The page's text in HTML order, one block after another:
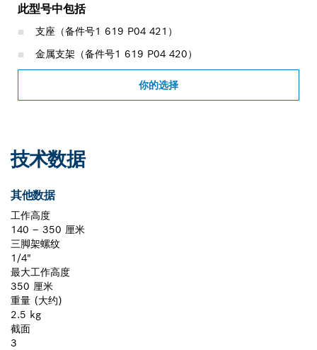
此型号中包括
支座（备件号1 619 P04 421）
金属支架（备件号1 619 P04 420）
你的选择
技术数据
其他数据
工作高度
140 – 350 厘米
三脚架螺纹
1/4"
最大工作高度
350 厘米
重量 (大约)
2.5 kg
截面
3